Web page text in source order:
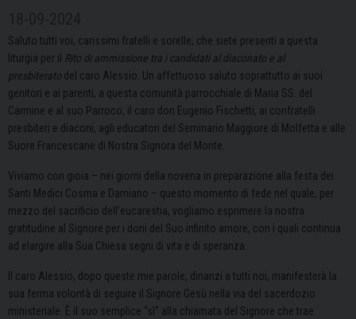
Saluto tutti voi, carissimi fratelli e sorelle, che siete presenti a questa
liturgia per il Rito di ammissione tra i candidati al diaconato e al
presbiterato del caro Alessio. Un affettuoso saluto soprattutto ai suoi
genitori e ai parenti, a questa comunità parrocchiale di Maria SS. del
Carmine e al suo Parroco, il caro don Eugenio Fischetti, ai confratelli
presbiteri e diaconi, agli educatori del Seminario Maggiore di Molfetta e alle
Suore Francescane di Nostra Signora del Monte.
Viviamo con gioia – nei giorni della novena in preparazione alla festa dei
Santi Medici Cosma e Damiano – questo momento di fede nel quale, per
mezzo del sacrificio dell’eucarestia, vogliamo esprimere la nostra
gratitudine al Signore per i doni del Suo infinito amore, con i quali continua
ad elargire alla Sua Chiesa segni di vita e di speranza.
Il caro Alessio, dopo queste mie parole, dinanzi a tutti noi, manifesterà la
sua ferma volontà di seguire il Signore Gesù nella via del sacerdozio
ministeriale. È il suo semplice “sì” alla chiamata del Signore che trae